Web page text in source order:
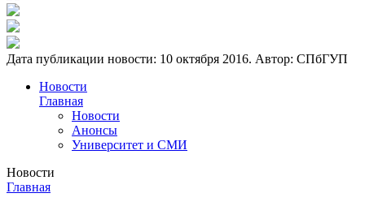
Дата публикации новости: 10 октября 2016. Автор: СПбГУП
Новости
Главная
Новости
Анонсы
Университет и СМИ
Новости
Главная